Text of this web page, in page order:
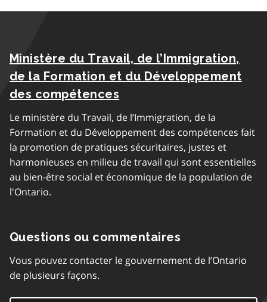
Ministère du Travail, de l’Immigration,
de la Formation et du Développement
des compétences
Le ministère du Travail, de l’Immigration, de la
Formation et du Développement des compétences fait
la promotion de pratiques sécuritaires, justes et
harmonieuses en milieu de travail qui sont essentielles
au bien-être social et économique de la population de
l'Ontario.
Questions ou commentaires
Vous pouvez contacter le gouvernement de l’Ontario
de plusieurs façons.